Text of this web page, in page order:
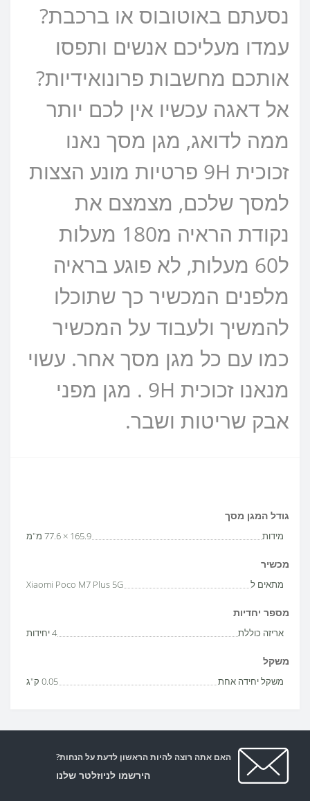
נסעתם באוטובוס או ברכבת?
עמדו מעליכם אנשים ותפסו
אותכם מחשבות פרונואידיות?
אל דאגה עכשיו אין לכם יותר
ממה לדואג, מגן מסך נאנו
זכוכית 9H פרטיות מונע הצצות
למסך שלכם, מצמצם את
נקודת הראיה מ180 מעלות
ל60 מעלות, לא פוגע בראיה
מלפנים המכשיר כך שתוכלו
להמשיך ולעבוד על המכשיר
כמו עם כל מגן מסך אחר. עשוי
מנאנו זכוכית 9H . מגן מפני
אבק שריטות ושבר.
גודל המגן מסך
מידות 165.9 × 77.6 מ"מ
מכשיר
מתאים ל Xiaomi Poco M7 Plus 5G
מספר יחדיות
אריזה כוללת 4 יחידות
משקל
משקל יחידה אחת 0.05 ק"ג
האם אתה רוצה להיות הראשון לדעת על הנחות?
הירשמו לניוזלטר שלנו